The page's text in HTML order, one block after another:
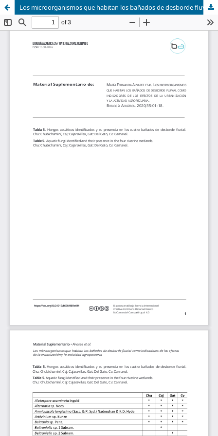
Los microorganismos que habitan los bañados de desborde fluvial como indicadores de los efectos de la urbanización y la actividad agropecuaria